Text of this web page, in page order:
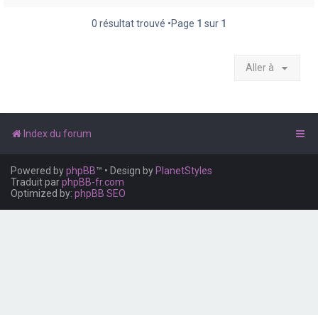
0 résultat trouvé •Page 1 sur 1
Aller à
Index du forum
Powered byphpBB™ • Design by PlanetStyles
Traduit parphpBB-fr.com
Optimized by: phpBB SEO